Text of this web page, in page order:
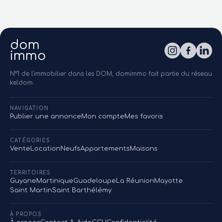
dom
immo
N°1 de l'immobilier dans les DOM, domimmo fait partie du réseau
keldom.
NAVIGATION
Publier une annonceMon compteMes favoris
CATÉGORIES
Vente LocationNeufsAppartementsMaisons
TERRITOIRES
GuyaneMartiniqueGuadeloupe La RéunionMayotte
Saint MartinSaint Barthélémy
À PROPOS